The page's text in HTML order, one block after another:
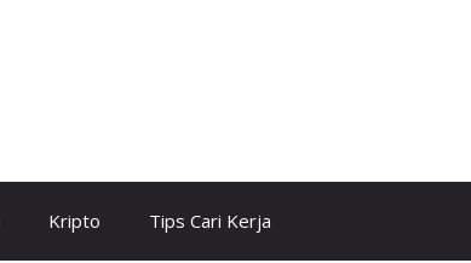
Kripto Tips Cari Kerja